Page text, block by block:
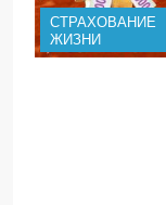
СТРАХОВАНИЕ
ЖИЗНИ